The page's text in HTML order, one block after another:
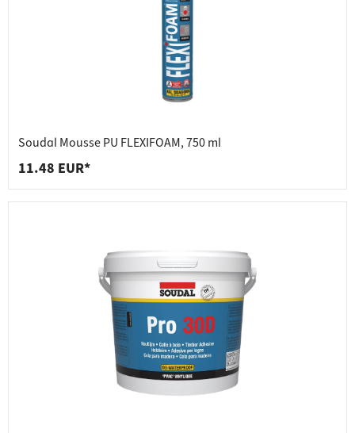
Soudal Mousse PU FLEXIFOAM, 750 ml
11.48 EUR*